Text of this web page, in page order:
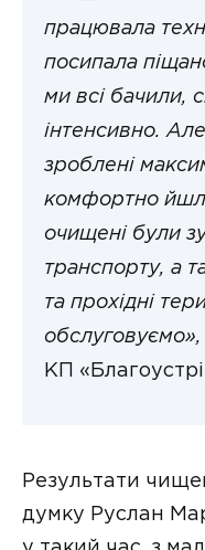
працювала
посипала
ми всі бачили,
інтенсивно.
зроблені
комфортно
очищені були
транспорту, а
та прохідні
обслуговуємо»,
КП
Результати
думку Руслан